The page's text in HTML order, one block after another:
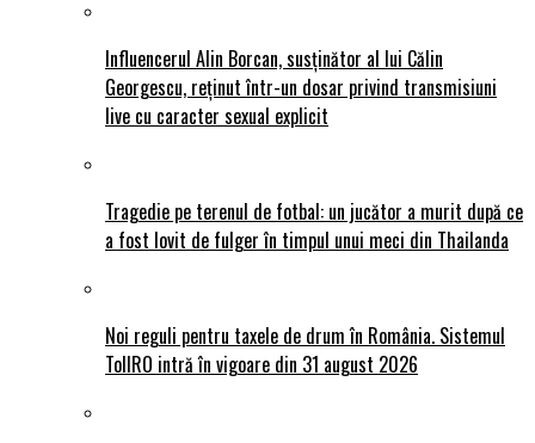
Influencerul Alin Borcan, susținător al lui Călin
Georgescu, reținut într-un dosar privind transmisiuni
live cu caracter sexual explicit
Tragedie pe terenul de fotbal: un jucător a murit după ce
a fost lovit de fulger în timpul unui meci din Thailanda
Noi reguli pentru taxele de drum în România. Sistemul
TollRO intră în vigoare din 31 august 2026